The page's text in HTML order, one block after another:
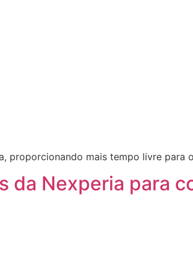
proporcionando mais tempo livre para
da Nexperia para